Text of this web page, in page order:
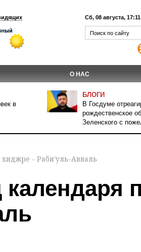
Сб, 08 августа, 17:11
О НАС
в
БЛОГИ
В Госдуме
рождественское
Зеленского с
хиджре - Раби'уль-Авваль